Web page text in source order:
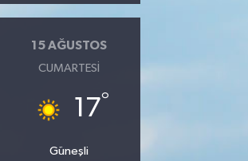
15 AĞUSTOS
CUMARTESI
17°
Güneşli